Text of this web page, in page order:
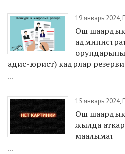
19 январь 2024,
Ош
адис-юрист) кадрлар
...
15 январь 2024,
Ош
жылда
маалымат
...